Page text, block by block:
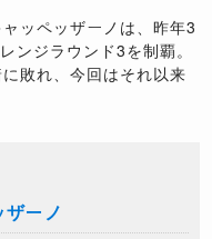
ッペッザーノは、昨年3
ンジラウンド3を制覇。
敗れ、今回はそれ以来
ザーノ